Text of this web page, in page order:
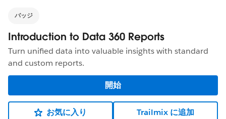
バッジ
Introduction to Data 360 Reports
Turn unified data into valuable insights with standard
and custom reports.
開始
お気に入り Trailmix に追加